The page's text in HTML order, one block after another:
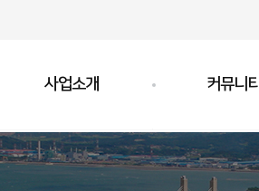
사업소개
준공 사업지
커뮤니티
공지사항